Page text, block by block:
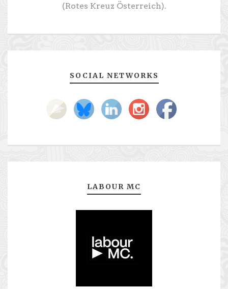
(Rotes Kreuz Österreich).
SOCIAL NETWORKS
LABOUR MC